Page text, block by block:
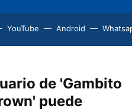
YouTube Android
de 'Gambito
puede